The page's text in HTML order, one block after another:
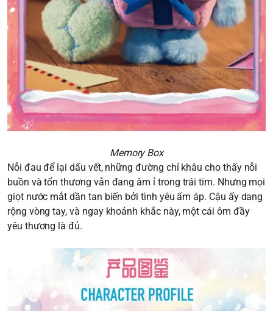
Memory Box
Nỗi đau để lại dấu vết, những đường chỉ khâu cho thấy nỗi
buồn và tổn thương vẫn đang âm ỉ trong trái tim. Nhưng mọi
giọt nước mắt dần tan biến bởi tình yêu ấm áp. Cậu ấy dang
rộng vòng tay, và ngay khoảnh khắc này, một cái ôm đầy
yêu thương là đủ.